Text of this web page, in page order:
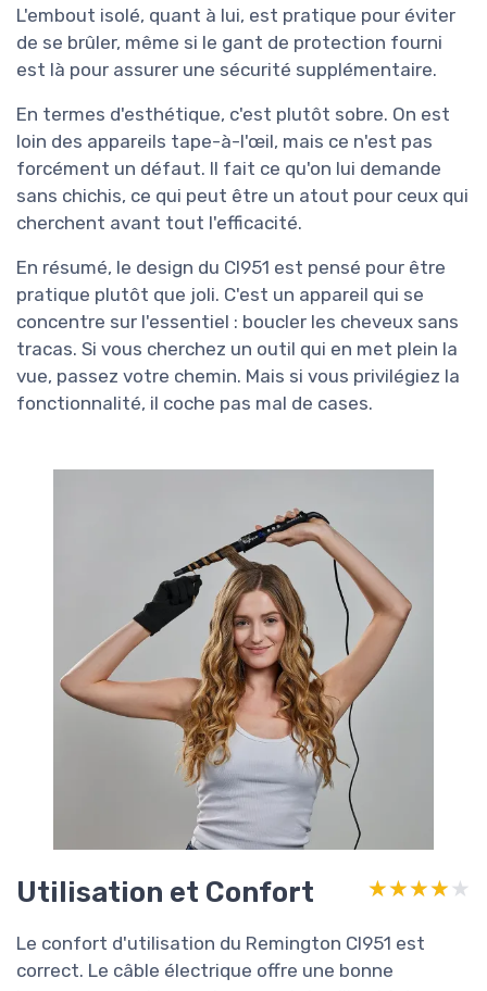
L'embout isolé, quant à lui, est pratique pour éviter
de se brûler, même si le gant de protection fourni
est là pour assurer une sécurité supplémentaire.
En termes d'esthétique, c'est plutôt sobre. On est
loin des appareils tape-à-l'œil, mais ce n'est pas
forcément un défaut. Il fait ce qu'on lui demande
sans chichis, ce qui peut être un atout pour ceux qui
cherchent avant tout l'efficacité.
En résumé, le design du CI951 est pensé pour être
pratique plutôt que joli. C'est un appareil qui se
concentre sur l'essentiel : boucler les cheveux sans
tracas. Si vous cherchez un outil qui en met plein la
vue, passez votre chemin. Mais si vous privilégiez la
fonctionnalité, il coche pas mal de cases.
Utilisation et Confort ★★★★★
★★★★★
Le confort d'utilisation du Remington CI951 est
correct. Le câble électrique offre une bonne